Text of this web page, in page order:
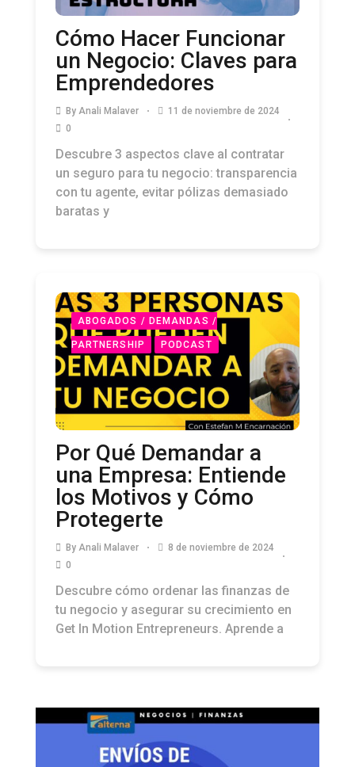
Cómo Hacer Funcionar
un Negocio: Claves para
Emprendedores
By Anali Malaver
11 de noviembre de 2024
0
Descubre 3 aspectos clave al contratar
un seguro para tu negocio: transparencia
con tu agente, evitar pólizas demasiado
baratas y
ABOGADOS / DEMANDAS /
PARTNERSHIP PODCAST
Por Qué Demandar a
una Empresa: Entiende
los Motivos y Cómo
Protegerte
By Anali Malaver
8 de noviembre de 2024
0
Descubre cómo ordenar las finanzas de
tu negocio y asegurar su crecimiento en
Get In Motion Entrepreneurs. Aprende a